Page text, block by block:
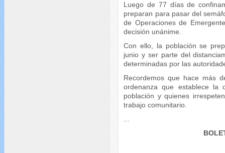
Luego de 77 días de
preparan para pasar del
de Operaciones de
decisión unánime.
Con ello, la población se
junio y ser parte del
determinadas por las
Recordemos que hace más
ordenanza que establece la
población y quienes
trabajo comunitario.
...